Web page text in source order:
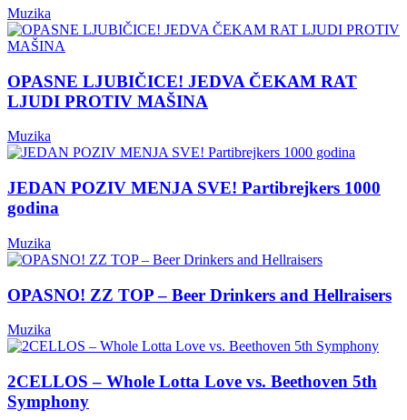
Muzika
OPASNE LJUBIČICE! JEDVA ČEKAM RAT
LJUDI PROTIV MAŠINA
Muzika
JEDAN POZIV MENJA SVE! Partibrejkers 1000
godina
Muzika
OPASNO! ZZ TOP – Beer Drinkers and Hellraisers
Muzika
2CELLOS – Whole Lotta Love vs. Beethoven 5th
Symphony